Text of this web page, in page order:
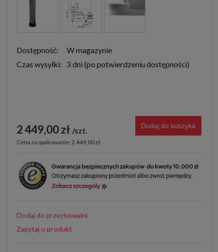
Dostępność:
W magazynie
Czas wysyłki: 3 dni
2 449,00 zł szt.
Cena za opakowanie: 2 449,00 zł
Dodaj do koszyka
Dodaj do przechowalni
Zapytaj o produkt